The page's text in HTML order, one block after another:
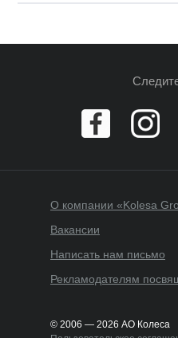
О компании «Kolesa
Вакансии
Написать нам письмо
Рекламодателям
© 2006 — 2026 АО Колеса